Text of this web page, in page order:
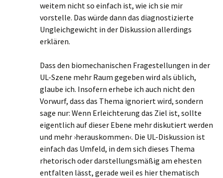
weitem nicht so einfach ist, wie ich sie mir
vorstelle. Das würde dann das diagnostizierte
Ungleichgewicht in der Diskussion allerdings
erklären.
Dass den biomechanischen Fragestellungen in der
UL-Szene mehr Raum gegeben wird als üblich,
glaube ich. Insofern erhebe ich auch nicht den
Vorwurf, dass das Thema ignoriert wird, sondern
sage nur: Wenn Erleichterung das Ziel ist, sollte
eigentlich auf dieser Ebene mehr diskutiert werden
und mehr ›herauskommen‹. Die UL-Diskussion ist
einfach das Umfeld, in dem sich dieses Thema
rhetorisch oder darstellungsmäßig am ehesten
entfalten lässt, gerade weil es hier thematisch